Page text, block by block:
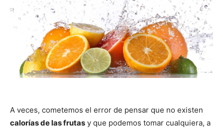
A veces, cometemos el error de pensar que no existen
calorías de las frutas y que podemos tomar cualquiera, a